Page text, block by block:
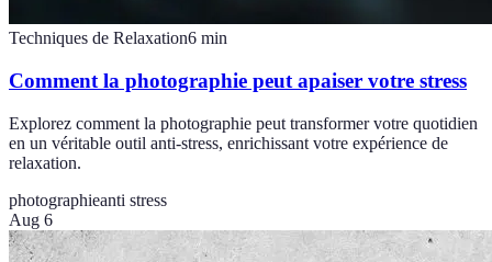
Techniques de Relaxation6 min
Comment la photographie peut apaiser votre stress
Explorez comment la photographie peut transformer votre quotidien
en un véritable outil anti-stress, enrichissant votre expérience de
relaxation.
photographieanti stress
Aug 6